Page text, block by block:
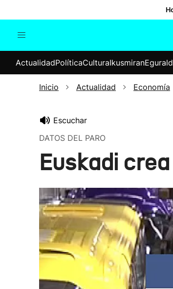
Internacional
Elecciones
ActualidadPolíticaCulturaIkusmiran
Inicio Actualidad Economía
Escuchar
DATOS DEL PARO
Euskadi